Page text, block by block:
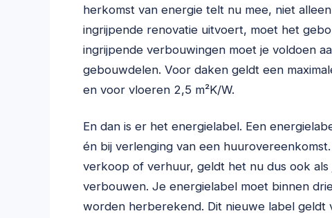
herkomst van energie telt nu mee, niet
ingrijpende renovatie uitvoert, moet het
ingrijpende verbouwingen moet je voldoen
gebouwdelen. Voor daken geldt een
en voor vloeren 2,5 m²K/W.
En dan is er het energielabel. Een
én bij verlenging van een
verkoop of verhuur, geldt het nu dus ook
verbouwen. Je energielabel moet binnen
worden herberekend. Dit nieuwe label